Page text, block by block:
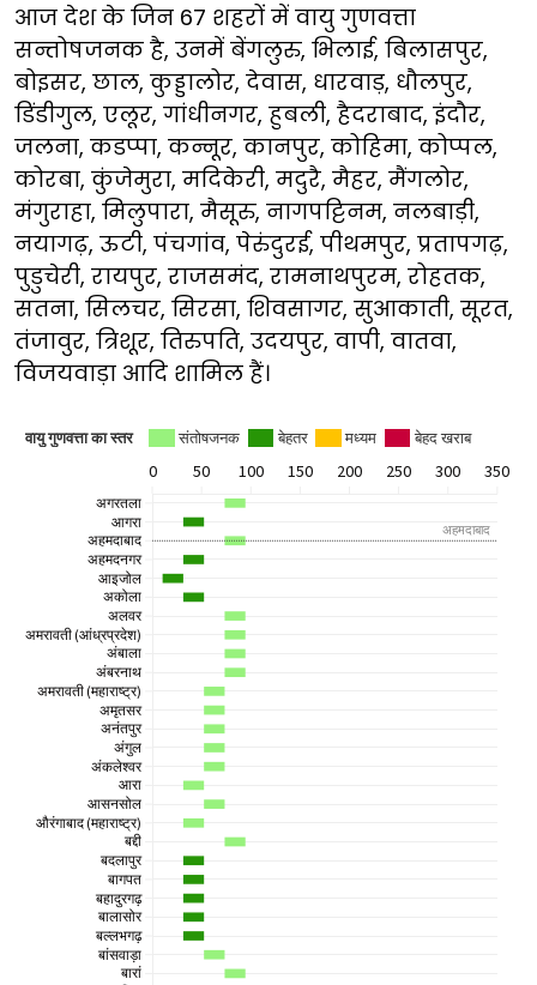
आज देश के जिन 67 शहरों में वायु गुणवत्ता
सन्तोषजनक है, उनमें बेंगलुरु, भिलाई, बिलासपुर,
बोइसर, छाल, कुड्डालोर, देवास, धारवाड़, धौलपुर,
डिंडीगुल, एलूर, गांधीनगर, हुबली, हैदराबाद, इंदौर,
जलना, कडप्पा, कन्नूर, कानपुर, कोहिमा, कोप्पल,
कोरबा, कुंजेमुरा, मदिकेरी, मदुरै, मैहर, मैंगलोर,
मंगुराहा, मिलुपारा, मैसूरु, नागपट्टिनम, नलबाड़ी,
नयागढ़, ऊटी, पंचगांव, पेरुंदुरई, पीथमपुर, प्रतापगढ़,
पुडुचेरी, रायपुर, राजसमंद, रामनाथपुरम, रोहतक,
सतना, सिलचर, सिरसा, शिवसागर, सुआकाती, सूरत,
तंजावुर, त्रिशूर, तिरुपति, उदयपुर, वापी, वातवा,
विजयवाड़ा आदि शामिल हैं।